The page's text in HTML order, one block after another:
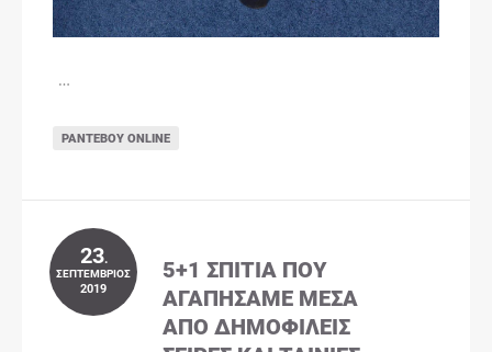
…
ΡΑΝΤΕΒΟΎ ONLINE
23.
ΣΕΠΤΈΜΒΡΙΟΣ
2019
5+1 ΣΠΊΤΙΑ ΠΟΥ
ΑΓΑΠΉΣΑΜΕ ΜΈΣΑ
ΑΠΌ ΔΗΜΟΦΙΛΕΊΣ